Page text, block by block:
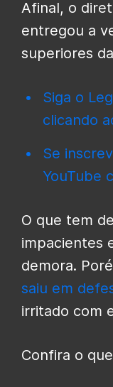
Afinal, o
entregou a
superiores
Siga o
clicando
Se
YouTube
O que tem
impacientes
demora.
saiu em
irritado com
Confira o